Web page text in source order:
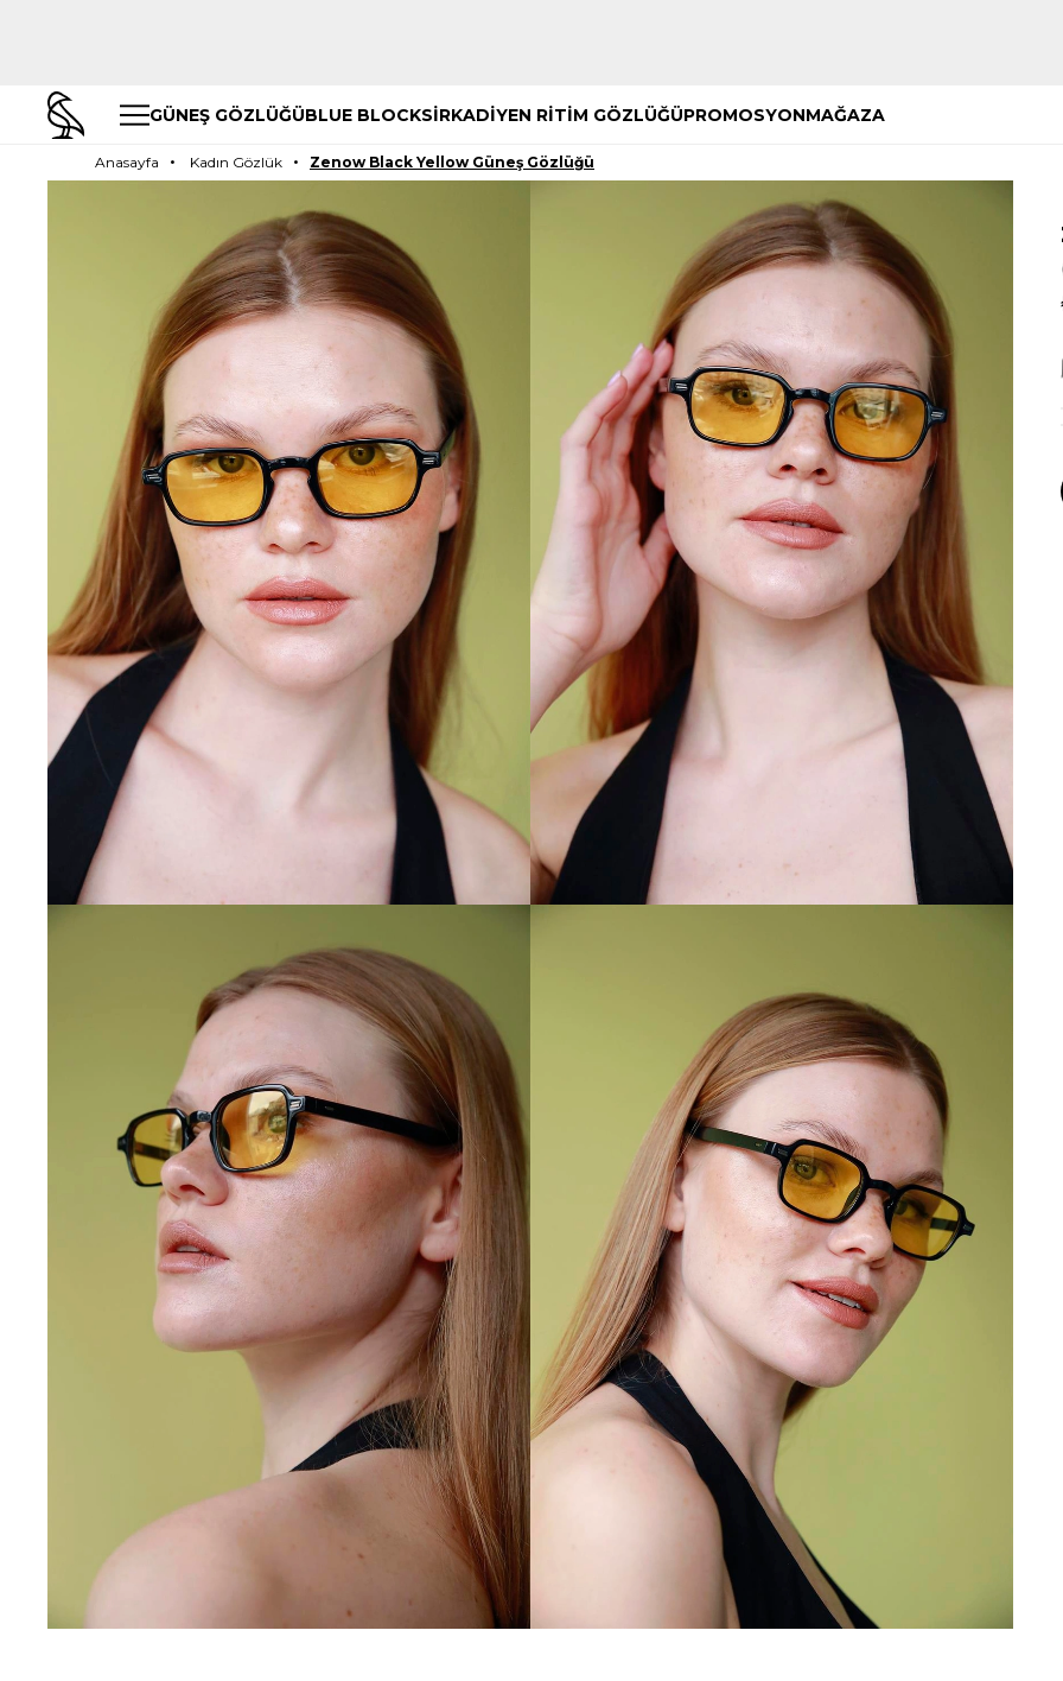
GÜNEŞ GÖZLÜĞÜBLUE BLOCKSİRKADİYEN RİTİM GÖZLÜĞÜPROMOSYONMAĞAZA
Anasayfa Kadın Gözlük Zenow Black Yellow Güneş Gözlüğü